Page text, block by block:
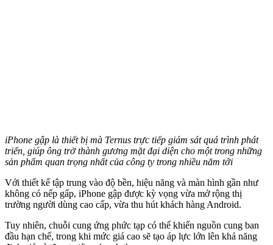
iPhone gập là thiết bị mà Ternus trực tiếp giám sát quá trình phát
triển, giúp ông trở thành gương mặt đại diện cho một trong những
sản phẩm quan trọng nhất của công ty trong nhiều năm tới
Với thiết kế tập trung vào độ bền, hiệu năng và màn hình gần như
không có nếp gấp, iPhone gập được kỳ vọng vừa mở rộng thị
trường người dùng cao cấp, vừa thu hút khách hàng Android.
Tuy nhiên, chuỗi cung ứng phức tạp có thể khiến nguồn cung ban
đầu hạn chế, trong khi mức giá cao sẽ tạo áp lực lớn lên khả năng